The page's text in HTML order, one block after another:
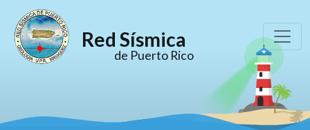
Red Sísmica
de Puerto Rico